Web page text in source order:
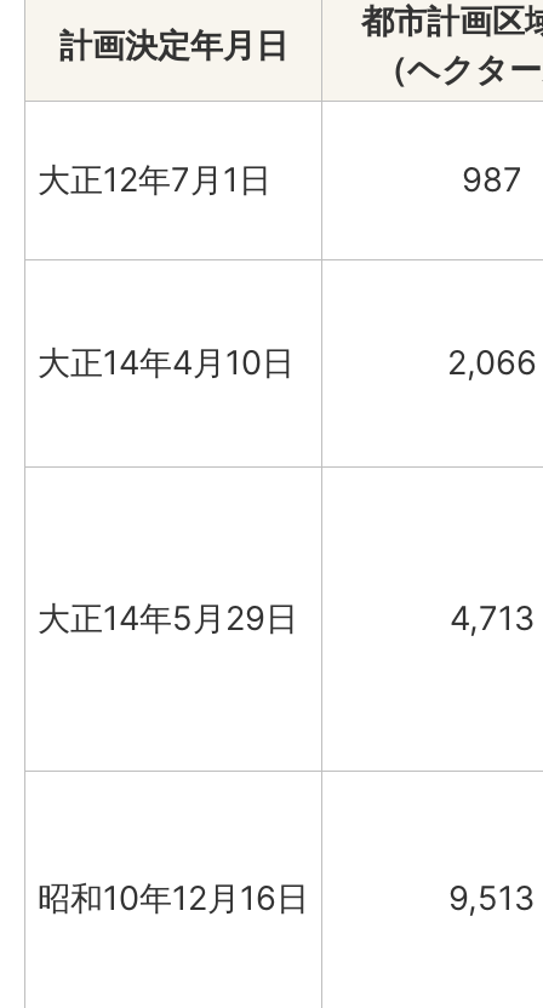
計画決定年月日
都市計画区
（ヘクタ
大正12年7月1日 987
大正14年4月10日 2,066
大正14年5月29日 4,713
昭和10年12月16日 9,513